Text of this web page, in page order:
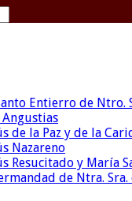
Entierro de Ntro.
Angustias
de la Paz y de la
Nazareno
Resucitado y María
de Ntra.